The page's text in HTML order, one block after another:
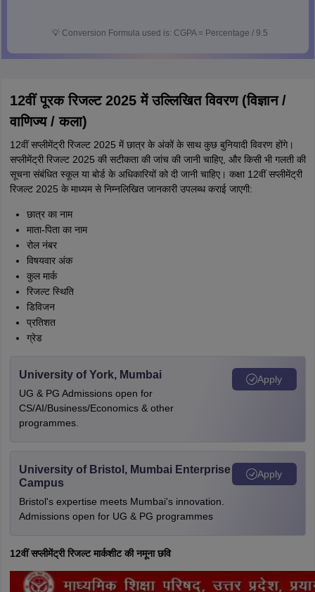
💡 Conversion Formula used is: CGPA = Percentage / 9.5
12वीं पूरक रिजल्ट 2025 में उल्लिखित विवरण (विज्ञान /
वाणिज्य / कला)
12वीं सप्लीमेंट्री रिजल्ट 2025 में छात्र के अंकों के साथ कुछ बुनियादी विवरण होंगे।
सप्लीमेंट्री रिजल्ट 2025 की सटीकता की जांच की जानी चाहिए, और किसी भी गलती की
सूचना संबंधित स्कूल या बोर्ड के अधिकारियों को दी जानी चाहिए। कक्षा 12वीं सप्लीमेंट्री
रिजल्ट 2025 के माध्यम से निम्नलिखित जानकारी उपलब्ध कराई जाएगी:
छात्र का नाम
माता-पिता का नाम
रोल नंबर
विषयवार अंक
कुल मार्क
रिजल्ट स्थिति
डिविजन
प्रतिशत
ग्रेड
University of York, Mumbai
UG & PG Admissions open for
CS/AI/Business/Economics & other
programmes.
Apply
University of Bristol, Mumbai Enterprise
Campus
Bristol's expertise meets Mumbai's innovation.
Admissions open for UG & PG programmes
Apply
12वीं सप्लीमेंट्री रिजल्ट मार्कशीट की नमूना छवि